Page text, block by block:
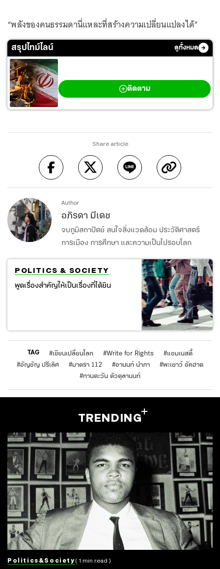
“พลังของคนธรรมดานี่แหละที่สร้างความเปลี่ยนแปลงได้”
สรุปไทม์ไลน์ ดูทั้งหมด
ติดตาม
Share article
Author
อภิรดา มีเดช
จบภูมิสถาปัตย์ สนใจสิ่งแวดล้อม ประวัติศาสตร์
การเมือง การศึกษา และความเป็นไปรอบโลก
POLITICS & SOCIETY
พูดเรื่องสำคัญให้เป็นเรื่องที่ได้ยิน
TAG #เขียนเปลี่ยนโลก #Write for Rights #แอมเนสตี้
#อัญชัญ ปรีเลิศ #มาตรา 112 #อานนท์ นำภา #พะเยาว์ อัคฮาด
#ทานตะวัน ตัวตุลานนท์
TRENDING
Politics&society ( 1 min read )